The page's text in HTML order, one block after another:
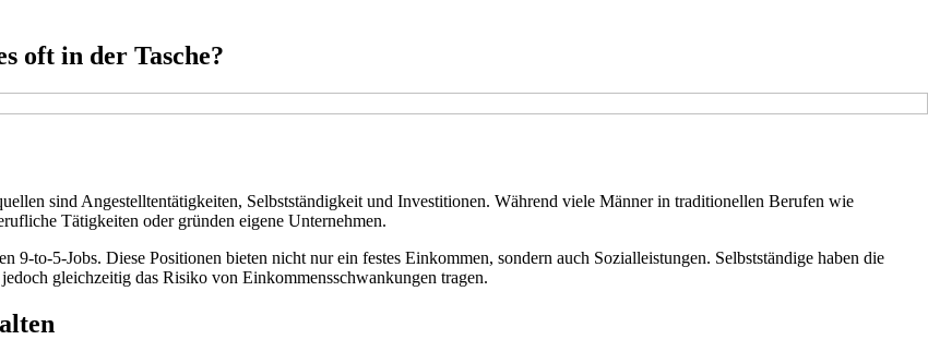
oft in der Tasche?
sind Angestelltentätigkeiten, Selbstständigkeit und Investitionen. Während viele Männer in traditionellen Berufen wie
Tätigkeiten oder gründen eigene Unternehmen.
9-to-5-Jobs. Diese Positionen bieten nicht nur ein festes Einkommen, sondern auch Sozialleistungen. Selbstständige haben die
gleichzeitig das Risiko von Einkommensschwankungen tragen.